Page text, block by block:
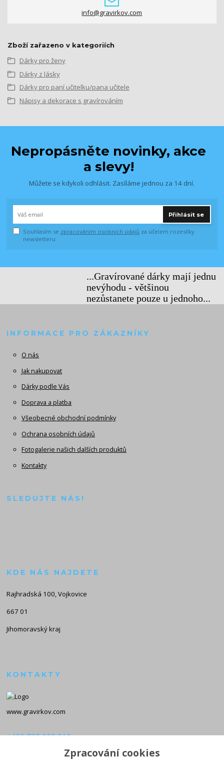
info@gravirkov.com
Zboží zařazeno v kategoriích
Dárky pro ženy
Dárky z lásky
Dárky pro paní učitelku/pana učitele
Nápisy a dekorace s gravírováním
Nepropásněte novinky, akce
a slevy!
Můžete se kdykoli odhlásit. Zasíláme jednou za 14 dní.
Přihlásit se
Souhlasím se zpracováním osobních údajů za účelem rozesílky
newsletteru.
...Gravírované dárky mají jednu
nevýhodu - většinou
nezůstanete pouze u jednoho...
INFORMACE PRO ZÁKAZNÍKY
O nás
Jak nakupovat
Dárky podle Vás
Doprava a platba
Všeobecné obchodní podmínky
Ochrana osobních údajů
Fotogalerie našich dalších produktů
Kontakty
SLEDUJTE NÁS!
KDE NÁS NAJDETE
Rajhradská 100, Vojkovice
667 01
Jihomoravský kraj
KONTAKTY
www.gravirkov.com
+420 735 923 312
Zpracování cookies